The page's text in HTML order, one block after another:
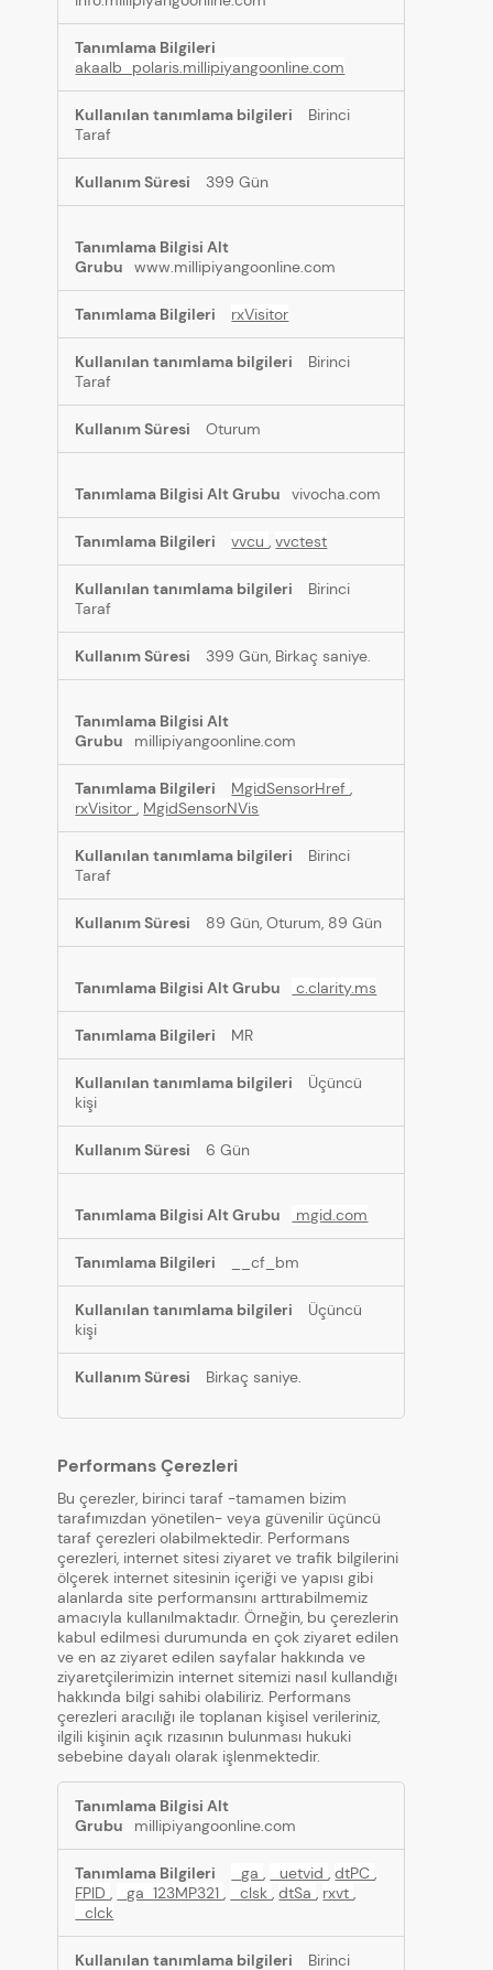
akaalb_polaris.millipiyangoonline.com
Birinci
Taraf
399 Gün
www.millipiyangoonline.com
rxVisitor
Birinci
Taraf
Oturum
vivocha.com
vvcu,vvctest
Birinci
Taraf
399 Gün, Birkaç saniye.
millipiyangoonline.com
MgidSensorHref,
rxVisitor, MgidSensorNVis
Birinci
Taraf
89 Gün, Oturum, 89 Gün
c.clarity.ms
MR
Üçüncü
kişi
6 Gün
mgid.com
__cf_bm
Üçüncü
kişi
Birkaç saniye.
Performans Çerezleri
Bu çerezler, birinci taraf -tamamen bizim
tarafımızdan yönetilen- veya güvenilir üçüncü
taraf çerezleri olabilmektedir. Performans
çerezleri, internet sitesi ziyaret ve trafik bilgilerini
ölçerek internet sitesinin içeriği ve yapısı gibi
alanlarda site performansını arttırabilmemiz
amacıyla kullanılmaktadır. Örneğin, bu çerezlerin
kabul edilmesi durumunda en çok ziyaret edilen
ve en az ziyaret edilen sayfalar hakkında ve
ziyaretçilerimizin internet sitemizi nasıl kullandığı
hakkında bilgi sahibi olabiliriz. Performans
çerezleri aracılığı ile toplanan kişisel verileriniz,
ilgili kişinin açık rızasının bulunması hukuki
sebebine dayalı olarak işlenmektedir.
Çerezleri millipiyangoonline.com
_ga, _uetvid,dtPC,
FPID, _ga_123MP321, _clsk,dtSa, rxvt,
_clck
Birinci